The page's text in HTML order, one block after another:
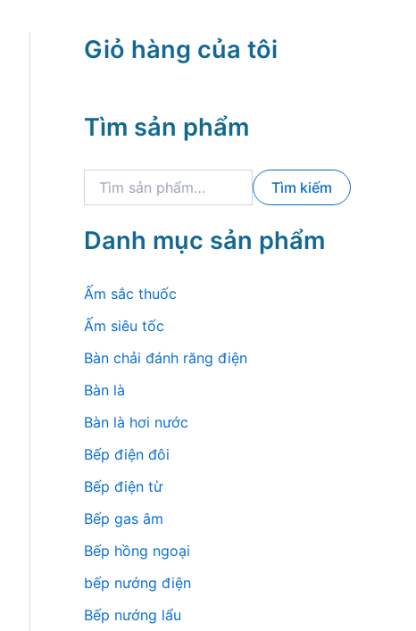
Giỏ hàng của tôi
Tìm sản phẩm
k
m
:
Tìm kiếm
Danh mục sản phẩm
Ấm sắc thuốc
Ấm siêu tốc
Bàn chải đánh răng điện
Bàn là
Bàn là hơi nước
Bếp điện đôi
Bếp điện từ
Bếp gas âm
Bếp hồng ngoại
bếp nướng điện
Bếp nướng lẩu